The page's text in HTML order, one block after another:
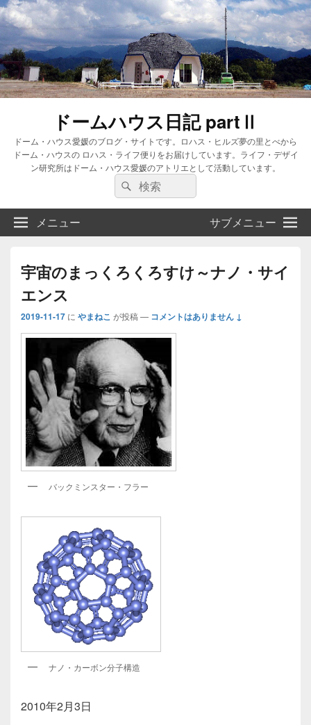
ドームハウス日記 partⅡ
ドーム・ハウス愛媛のブログ・サイトです。ロハス・ヒルズ夢の里とべから
ドーム・ハウスの ロハス・ライフ便りをお届けしています。ライフ・デザイ
ン研究所はドーム・ハウス愛媛のアトリエとして活動しています。
検
索:
検
索
メニュー サブメニュー
宇宙のまっくろくろすけ～ナノ・サイ
エンス
2019-11-17 に やまねこ が投稿 — コメントはありません ↓
バックミンスター・フラー
ナノ・カーボン分子構造
2010年2月3日